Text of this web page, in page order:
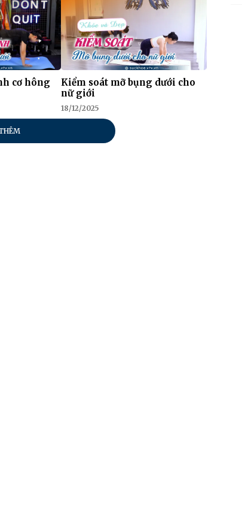
cơ hông
Kiểm soát mỡ bụng dưới cho
nữ giới
18/12/2025